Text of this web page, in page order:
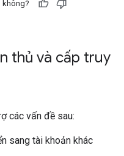
không?
thủ và cấp truy
các vấn đề sau:
sang tài khoản khác